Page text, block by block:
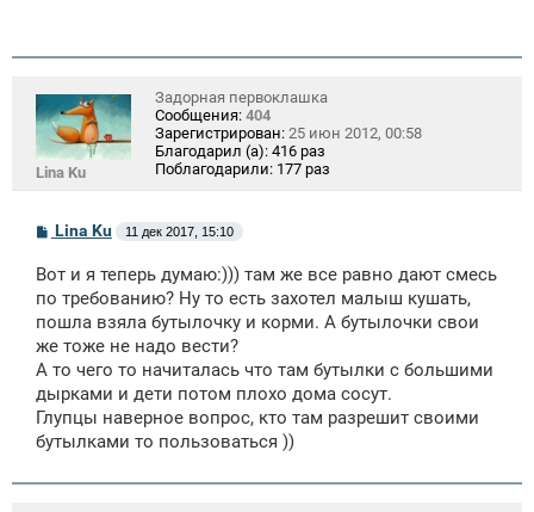
Lina Ku
Задорная первоклашка
Сообщения: 404
Зарегистрирован: 25 июн 2012, 00:58
Благодарил (а): 416 раз
Поблагодарили: 177 раз
С
о
б
щ
н
и
Lina Ku 11 дек 2017, 15:10
Вот и я теперь думаю:))) там же все равно дают смесь
по требованию? Ну то есть захотел малыш кушать,
пошла взяла бутылочку и корми. А бутылочки свои
же тоже не надо вести?
А то чего то начиталась что там бутылки с большими
дырками и дети потом плохо дома сосут.
Глупцы наверное вопрос, кто там разрешит своими
бутылками то пользоваться ))